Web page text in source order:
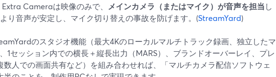
Extra Cameraは映像のみで、 メインカメラ（またはマイク）が音声を担当し
り音声が安定し、マイク切り替えの事故を防げます。(StreamYard)
のスタジオ機能（最大4Kのローカルマルチトラック録画、独立したマ
1セッション内での横長＋縦長出力（MARS）、ブランドオーバーレイ、プレ
数人での画面共有など）を組み合わせれば、「マルチカメラ配信ソフトウェ